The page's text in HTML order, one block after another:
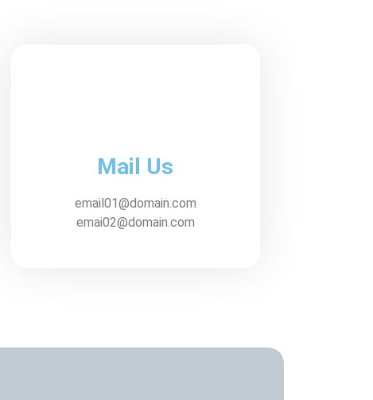
Mail Us
email01@domain.com
emai02@domain.com